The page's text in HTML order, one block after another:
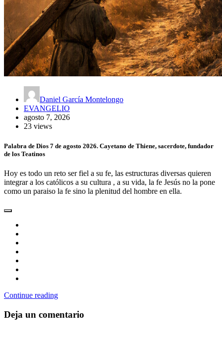
Daniel García Montelongo
EVANGELIO
agosto 7, 2026
23 views
Palabra de Dios 7 de agosto 2026. Cayetano de Thiene, sacerdote, fundador
de los Teatinos
Hoy es todo un reto ser fiel a su fe, las estructuras diversas quieren
integrar a los católicos a su cultura , a su vida, la fe Jesús no la pone
como un paraiso la fe sino la plenitud del hombre en ella.
Continue reading
Deja un comentario